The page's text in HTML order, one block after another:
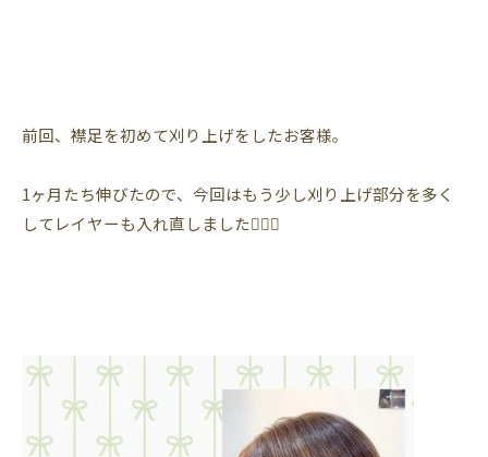
前回、襟足を初めて刈り上げをしたお客様。
1ヶ月たち伸びたので、今回はもう少し刈り上げ部分を多く
してレイヤーも入れ直しました💇🏼‍♀️